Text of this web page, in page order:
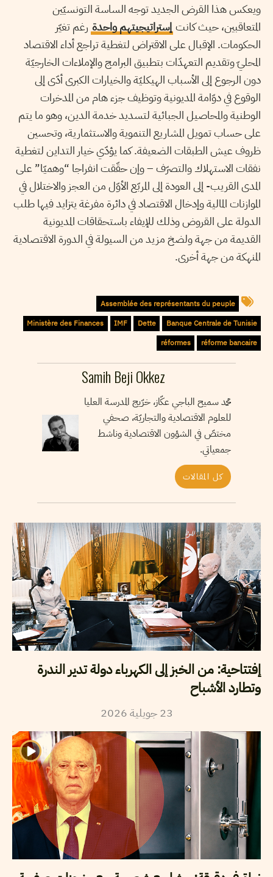
ويعكس هذا القرض الجديد توجه الساسة التونسيّين
المتعاقبين، حيث كانت إستراتيجيتهم واحدة رغم تغيّر
الحكومات. الإقبال على الاقتراض لتغطية تراجع أداء الاقتصاد
المحليّ وتقديم التعهدّات بتطبيق البرامج والإملاءات الخارجيّة
دون الرجوع إلى الأسباب الهيكليّة والخيارات الكبرى أدّى إلى
الوقوع في دوّامة المديونية وتوظيف جزء هام من المدخرات
الوطنية والمحاصيل الجبائية لتسديد خدمة الدين، وهو ما يتم
على حساب تمويل المشاريع التنموية والاستثمارية، وتحسين
ظروف عيش الطبقات الضعيفة. كما يؤدّي خيار التداين لتغطية
نفقات الاستهلاك والتصرّف – وإن حقّقت انفراجا “وهميّا” على
المدى القريب- إلى العودة إلى المربّع الأوّل من العجز والاختلال في
الموازنات المالية وإدخال الاقتصاد في دائرة مفرغة يتزايد فيها طلب
الدولة على القروض وذلك للإيفاء باستحقاقات المديونية
القديمة من جهة ولضخ مزيد من السيولة في الدورة الاقتصادية
المنهكة من جهة أخرى.
Assemblée des représentants du peuple
Banque Centrale de Tunisie
Dette
IMF
Ministère des Finances
réforme bancaire
réformes
Samih Beji Okkez
محمد سميح الباجي عكّاز، خرّيج المدرسة العليا
للعلوم الاقتصادية والتجاريّة، صحفي
مختصّ في الشؤون الاقتصادية وناشط
جمعياتي.
كل المقالات
إفتتاحية: من الخبز إلى الكهرباء دولة تدير الندرة
وتطارد الأشباح
23 جويلية2026